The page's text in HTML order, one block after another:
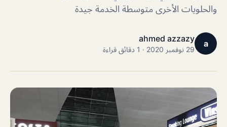
والحلويات الأخرى متوسطة الخدمة جيدة
a
ahmed azzazy
29 نوفمبر 2020 · 1 دقائق قراءة